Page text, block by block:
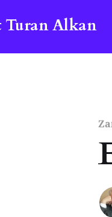
Turan Alkan